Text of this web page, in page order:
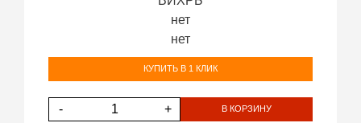
нет
нет
КУПИТЬ В 1 КЛИК
- + В КОРЗИНУ